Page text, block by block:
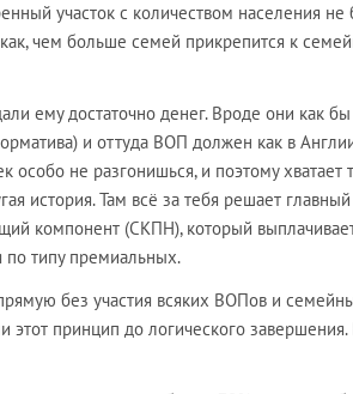
участок с количеством населения
чем больше семей прикрепится к
ему достаточно денег. Вроде они как бы
и оттуда ВОП должен как в
не разгонишься, и поэтому хватает
история. Там всё за тебя решает
компонент (СКПН), который
по типу премиальных.
без участия всяких ВОПов и
этот принцип до логического